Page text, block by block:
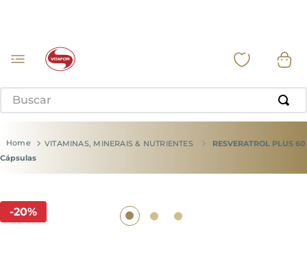
Buscar
VITAMINAS, MINERAIS & NUTRIENTES
RESVERATROL PLUS 60
Cápsulas
-20%